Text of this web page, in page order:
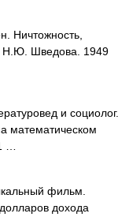
Ничтожность,
Н.Ю. Шведова. 1949
и социолог.
математическом
…
фильм.
дохода